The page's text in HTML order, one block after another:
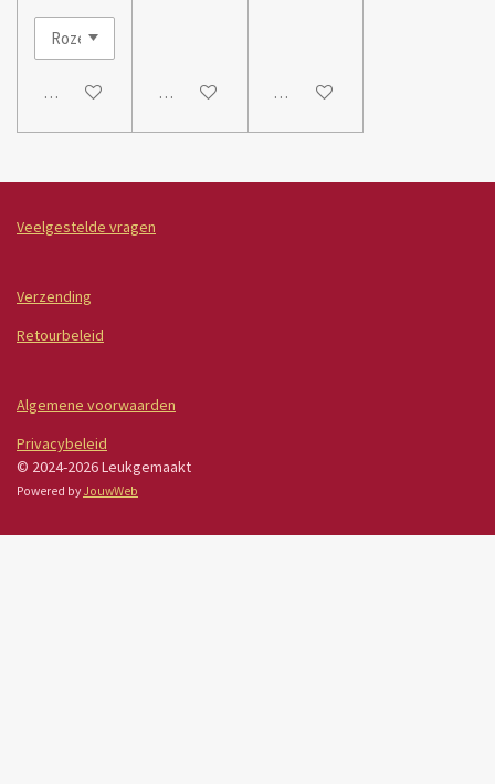
In winkelwagen In winkelwagen In winkelwagen
Veelgestelde vragen
Verzending
Retourbeleid
Algemene voorwaarden
Privacybeleid
© 2024-2026 Leukgemaakt
Powered by JouwWeb